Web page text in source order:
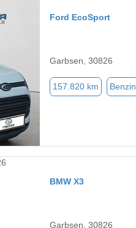
Ford EcoSport
Garbsen, 30826
157.820 km Benzin
BMW X3
Garbsen, 30826